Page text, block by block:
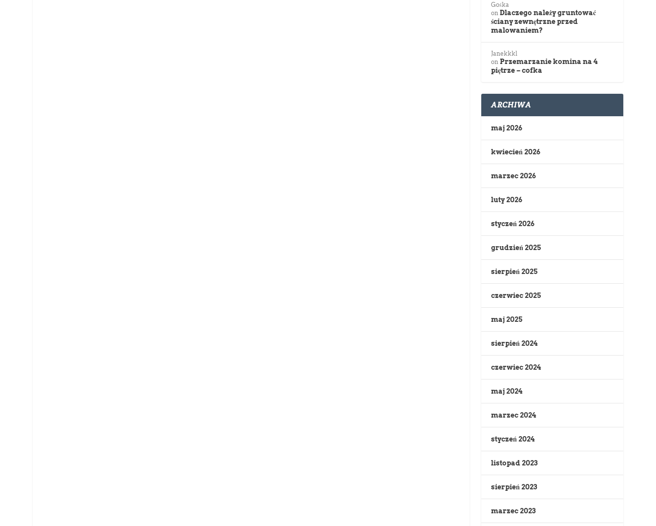
Gośka
onDlaczego należy gruntować
ściany zewnętrzne przed
malowaniem?
Janekkkl
onPrzemarzanie komina na 4
piętrze – cofka
ARCHIWA
maj 2026
kwiecień 2026
marzec 2026
luty 2026
styczeń 2026
grudzień 2025
sierpień 2025
czerwiec 2025
maj 2025
sierpień 2024
czerwiec 2024
maj 2024
marzec 2024
styczeń 2024
listopad 2023
sierpień 2023
marzec 2023